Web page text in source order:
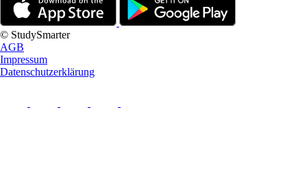
© StudySmarter
AGB
Impressum
Datenschutzerklärung